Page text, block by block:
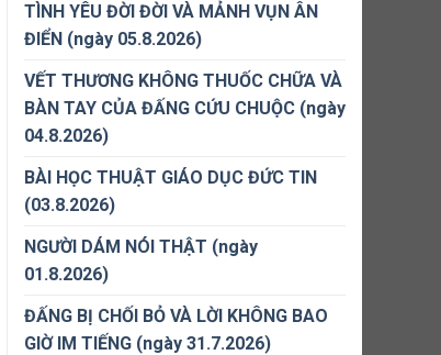
TÌNH YÊU ĐỜI ĐỜI VÀ MẢNH VỤN ÂN
ĐIỂN (ngày 05.8.2026)
VẾT THƯƠNG KHÔNG THUỐC CHỮA VÀ
BÀN TAY CỦA ĐẤNG CỨU CHUỘC (ngày
04.8.2026)
BÀI HỌC THUẬT GIÁO DỤC ĐỨC TIN
(03.8.2026)
NGƯỜI DÁM NÓI THẬT (ngày
01.8.2026)
ĐẤNG BỊ CHỐI BỎ VÀ LỜI KHÔNG BAO
GIỜ IM TIẾNG (ngày 31.7.2026)